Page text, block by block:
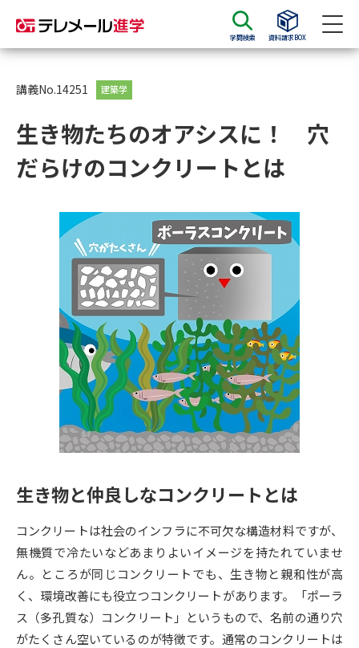
学問検索 資料請求BOX
資料請求
大学・短大の資料種類から請求
総合型選抜・学校推薦型選抜 募
集要項＆願書
大学入学共通テスト利用選抜の
募集要項＆願書
大学・短大以外の資料から請求
専門学校の資料請求 大学院の資料請求
留学・進学関連、塾・予備校
大学入学共通テスト「受験案
内」の請求
大学入学共通テスト「受験上の
配慮案内」の請求
高等学校卒業程度認定試験
幼稚園教員資格認定試験 小学校教員資格認定試験
高等学校（情報）教員資格認定
試験
大学研究 大学検索
講義No.14251 建築学
生き物たちのオアシスに！ 穴
だらけのコンクリートとは
生き物と仲良しなコンクリートとは
コンクリートは社会のインフラに不可欠な構造材料ですが、
無機質で冷たいなどあまりよいイメージを持たれていませ
ん。ところが同じコンクリートでも、生き物と親和性が高
く、環境改善にも役立つコンクリートがあります。「ポーラ
ス（多孔質な）コンクリート」というもので、名前の通り穴
がたくさん空いているのが特徴です。通常のコンクリートは